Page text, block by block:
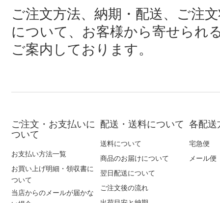
ご注文方法、納期・配送、ご注
について、お客様から寄せられ
ご案内しております。
ご注文・お支払いに
ついて
お支払い方法一覧
お買い上げ明細・領収書に
ついて
当店からのメールが届かな
配送・送料について
送料について
商品のお届けについて
翌日配送について
ご注文後の流れ
各配送
宅急便
メール便